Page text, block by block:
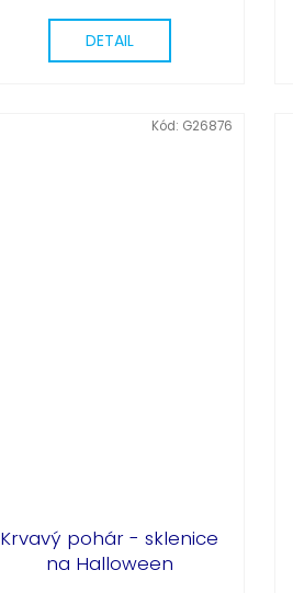
DETAIL
Krvavý pohár - sklenice
na Halloween
Kód: G26876